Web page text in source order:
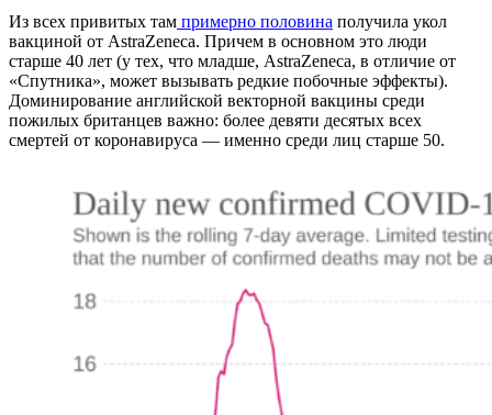
Из всех привитых там примерно половина получила укол
вакциной от AstraZeneca. Причем в основном это люди
старше 40 лет (у тех, что младше, AstraZeneca, в отличие от
«Спутника», может вызывать редкие побочные эффекты).
Доминирование английской векторной вакцины среди
пожилых британцев важно: более девяти десятых всех
смертей от коронавируса — именно среди лиц старше 50.